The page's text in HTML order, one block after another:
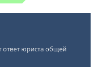
ответ юриста общей